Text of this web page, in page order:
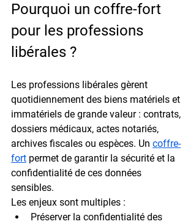
Pourquoi un coffre-fort
pour les professions
libérales ?
Les professions libérales gèrent
quotidiennement des biens matériels et
immatériels de grande valeur : contrats,
dossiers médicaux, actes notariés,
archives fiscales ou espèces. Un coffre-
fort permet de garantir la sécurité et la
confidentialité de ces données
sensibles.
Les enjeux sont multiples :
Préserver la confidentialité des